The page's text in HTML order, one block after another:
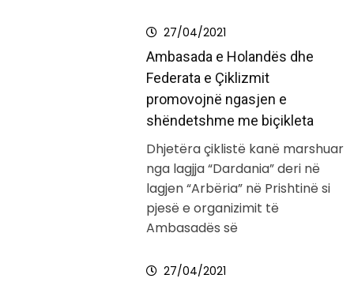
27/04/2021
Ambasada e Holandës dhe
Federata e Çiklizmit
promovojnë ngasjen e
shëndetshme me biçikleta
Dhjetëra çiklistë kanë marshuar
nga lagjja “Dardania” deri në
lagjen “Arbëria” në Prishtinë si
pjesë e organizimit të
Ambasadës së
27/04/2021